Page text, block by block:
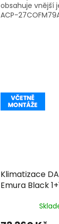
Klimatizace
Emura Black
R32 včetně
obsahuje vnější
ACP-